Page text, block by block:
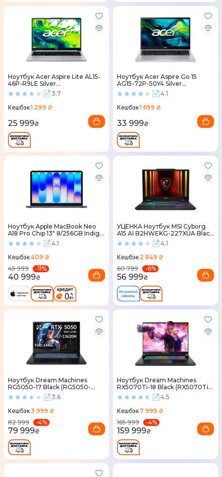
Ноутбук Acer Aspire Lite AL15-
46P-R9LE Silver
(NX.JXVEU.003)3.7
Кешбэк1 299 ₴
25 999₴
Ноутбук Acer Aspire Go 15
AG15-72P-50Y4 Silver
(NX.JSVEU.00T)4.1
Кешбэк1 699 ₴
33 999₴
Ноутбук Apple MacBook Neo
A18 Pro Chip 13" 8/256GB Indigo
(MHFF4) 2026 4.1
Кешбэк409 ₴
45 999
-11%
40 999₴
УЦЕНКА Ноутбук MSI Cyborg
A15 AI B2HWEKG-227XUA Black
(9S7-15QL42-227)
4.1
Кешбэк 2 849 ₴
60 799
-6%
56 999₴
Ноутбук Dream Machines
RG5050-17 Black (RG5050-
17UA28)
3.6
Кешбэк3 999 ₴
82 999
-4%
79 999₴
Ноутбук Dream Machines
RX5070Ti-18 Black (RX5070Ti-
18UA26)
4.5
Кешбэк7 999 ₴
165 999
-4%
159 999₴